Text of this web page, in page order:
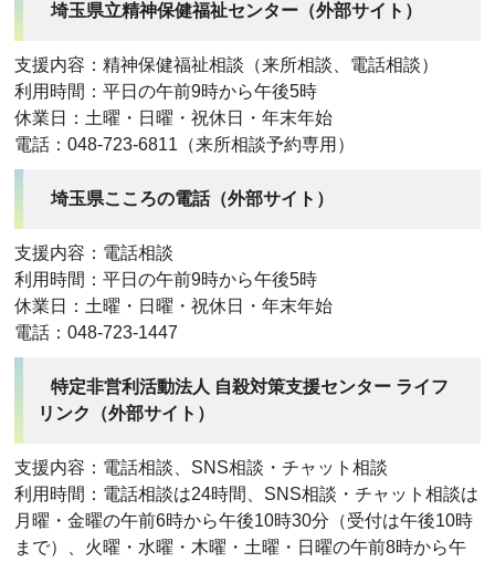
埼玉県立精神保健福祉センター（外部サイト）
支援内容：精神保健福祉相談（来所相談、電話相談）
利用時間：平日の午前9時から午後5時
休業日：土曜・日曜・祝休日・年末年始
電話：048-723-6811（来所相談予約専用）
埼玉県こころの電話（外部サイト）
支援内容：電話相談
利用時間：平日の午前9時から午後5時
休業日：土曜・日曜・祝休日・年末年始
電話：048-723-1447
特定非営利活動法人 自殺対策支援センター ライフ
リンク（外部サイト）
支援内容：電話相談、SNS相談・チャット相談
利用時間：電話相談は24時間、SNS相談・チャット相談は
月曜・金曜の午前6時から午後10時30分（受付は午後10時
まで）、火曜・水曜・木曜・土曜・日曜の午前8時から午